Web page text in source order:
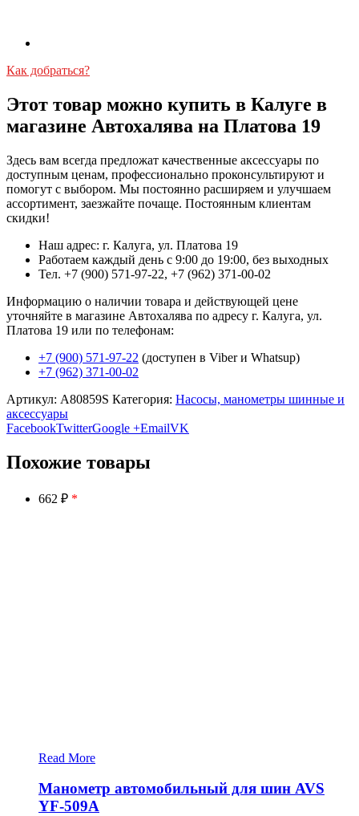
Как добраться?
Этот товар можно купить в Калуге в
магазине Автохалява на Платова 19
Здесь вам всегда предложат качественные аксессуары по
доступным ценам, профессионально проконсультируют и
помогут с выбором. Мы постоянно расширяем и улучшаем
ассортимент, заезжайте почаще. Постоянным клиентам
скидки!
Наш адрес: г. Калуга, ул. Платова 19
Работаем каждый день с 9:00 до 19:00, без выходных
Тел. +7 (900) 571-97-22, +7 (962) 371-00-02
Информацию о наличии товара и действующей цене
уточняйте в магазине Автохалява по адресу г. Калуга, ул.
Платова 19 или по телефонам:
+7 (900) 571-97-22 (доступен в Viber и Whatsup)
+7 (962) 371-00-02
Артикул: A80859S Категория: Насосы, манометры шинные и
аксессуары
FacebookTwitterGoogle +EmailVK
Похожие товары
662 ₽ *
Read More
Манометр автомобильный для шин AVS
YF-509A